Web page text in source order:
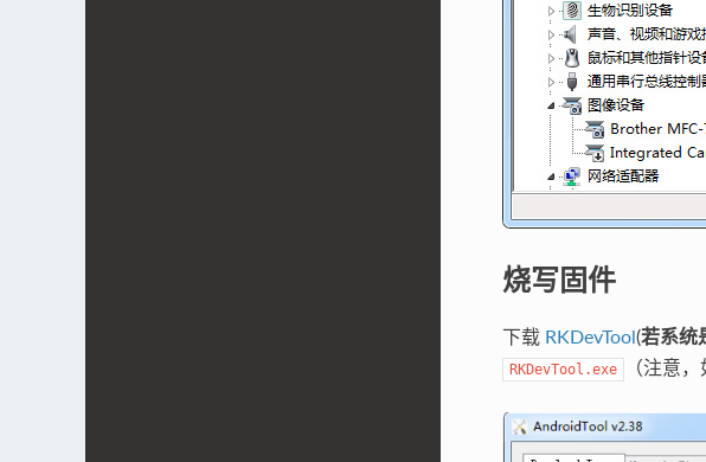
烧写固件
下载 RKDevTool(若系统
RKDevTool.exe （注意